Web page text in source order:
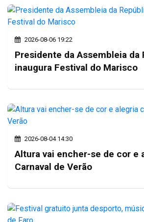
2026-08-06 19:22
Presidente da Assembleia da
inaugura Festival do Marisco
2026-08-04 14:30
Altura vai encher-se de cor e
Carnaval de Verão